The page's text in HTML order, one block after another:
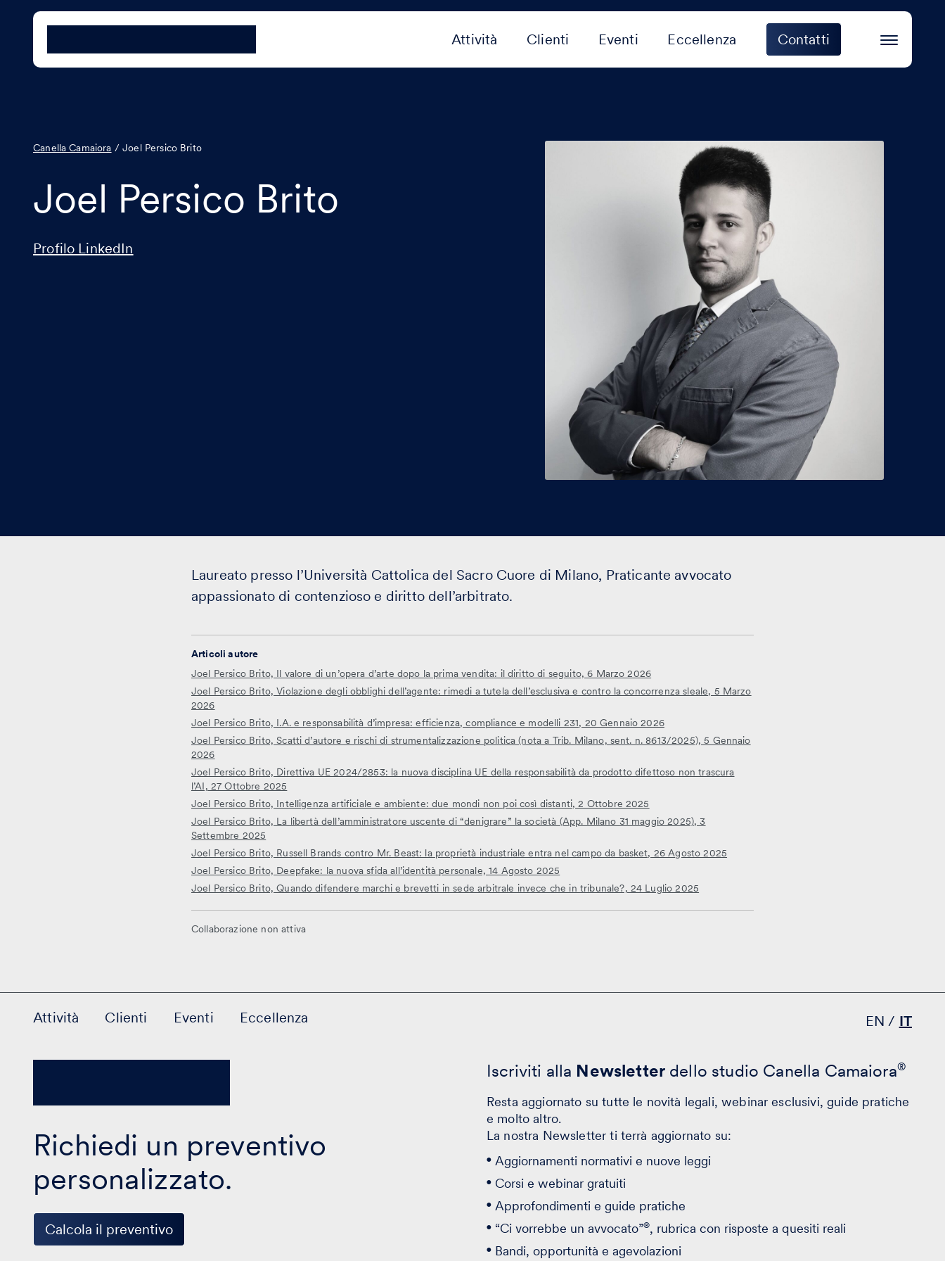
Attività Clienti Eventi Eccellenza Contatti
Canella Camaiora /Joel Persico Brito
Joel Persico Brito
Profilo LinkedIn
Laureato presso l’Università Cattolica del Sacro Cuore di Milano, Praticante avvocato
appassionato di contenzioso e diritto dell’arbitrato.
Articoli autore
Joel Persico Brito, Il valore di un’opera d’arte dopo la prima vendita: il diritto di seguito, 6 Marzo 2026
Joel Persico Brito, Violazione degli obblighi dell’agente: rimedi a tutela dell’esclusiva e contro la concorrenza sleale, 5 Marzo
2026
Joel Persico Brito, I.A. e responsabilità d’impresa: efficienza, compliance e modelli 231, 20 Gennaio 2026
Joel Persico Brito, Scatti d’autore e rischi di strumentalizzazione politica (nota a Trib. Milano, sent. n. 8613/2025), 5 Gennaio
2026
Joel Persico Brito, Direttiva UE 2024/2853: la nuova disciplina UE della responsabilità da prodotto difettoso non trascura
l’AI, 27 Ottobre 2025
Joel Persico Brito, Intelligenza artificiale e ambiente: due mondi non poi così distanti, 2 Ottobre 2025
Joel Persico Brito, La libertà dell’amministratore uscente di “denigrare” la società (App. Milano 31 maggio 2025), 3
Settembre 2025
Joel Persico Brito, Russell Brands contro Mr. Beast: la proprietà industriale entra nel campo da basket, 26 Agosto 2025
Joel Persico Brito, Deepfake: la nuova sfida all’identità personale, 14 Agosto 2025
Joel Persico Brito, Quando difendere marchi e brevetti in sede arbitrale invece che in tribunale?, 24 Luglio 2025
Collaborazione non attiva
Attività Clienti Eventi Eccellenza IT
EN
Richiedi un preventivo
personalizzato.
Calcola il preventivo
Iscriviti alla Newsletter dello studio Canella Camaiora®
Resta aggiornato su tutte le novità legali, webinar esclusivi, guide pratiche
e molto altro.
La nostra Newsletter ti terrà aggiornato su:
Aggiornamenti normativi e nuove leggi
Corsi e webinar gratuiti
Approfondimenti e guide pratiche
“Ci vorrebbe un avvocato”®, rubrica con risposte a quesiti reali
Bandi, opportunità e agevolazioni